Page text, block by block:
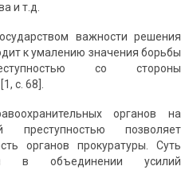
и т.д.
важности решения
к умалению значения борьбы
со стороны
с. 68].
органов на
преступностью позволяет
органов прокуратуры. Суть
в объединении усилий